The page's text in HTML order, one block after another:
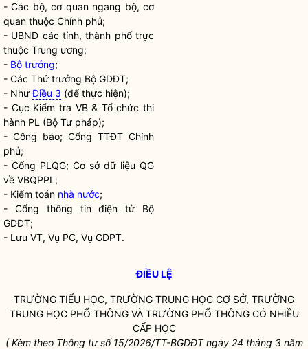
- Các bộ, cơ quan ngang bộ, cơ
quan thuộc Chính phủ;
- UBND các tỉnh, thành phố trực
thuộc Trung ương;
- Bộ trưởng;
- Các Thứ trưởng Bộ GDĐT;
- NhưĐiều 3 (để thực hiện);
- Cục Kiểm tra VB & Tổ chức thi
hành PL (Bộ Tư pháp);
- Công báo; Cổng TTĐT Chính
phủ;
- Cổng PLQG; Cơ sở dữ liệu QG
về VBQPPL;
- Kiểm toán nhà nước;
- Cổng thông tin điện tử Bộ
GDĐT;
- Lưu VT, Vụ PC, Vụ GDPT.
ĐIỀU LỆ
TRƯỜNG TIỂU HỌC, TRƯỜNG TRUNG HỌC CƠ SỞ, TRƯỜNG
TRUNG HỌC PHỔ THÔNG VÀ TRƯỜNG PHỔ THÔNG CÓ NHIỀU
CẤP HỌC
( Kèm theo Thông tư số 15/2026/TT-BGDĐT ngày 24 tháng 3 năm